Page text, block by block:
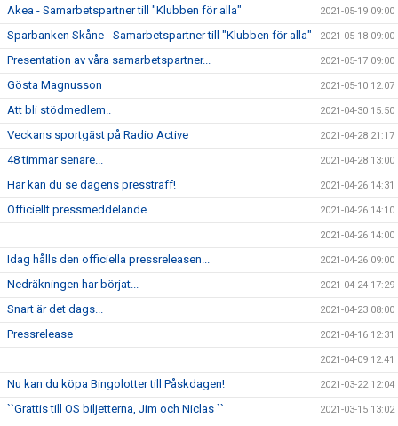
Akea - Samarbetspartner till "Klubben för alla" 2021-05-19 09:00
Sparbanken Skåne - Samarbetspartner till "Klubben för alla" 2021-05-18 09:00
Presentation av våra samarbetspartner... 2021-05-17 09:00
Gösta Magnusson 2021-05-10 12:07
Att bli stödmedlem.. 2021-04-30 15:50
Veckans sportgäst på Radio Active 2021-04-28 21:17
48 timmar senare... 2021-04-28 13:00
Här kan du se dagens pressträff! 2021-04-26 14:31
Officiellt pressmeddelande 2021-04-26 14:10
2021-04-26 14:00
Idag hålls den officiella pressreleasen... 2021-04-26 09:00
Nedräkningen har börjat... 2021-04-24 17:29
Snart är det dags... 2021-04-23 08:00
Pressrelease 2021-04-16 12:31
2021-04-09 12:41
Nu kan du köpa Bingolotter till Påskdagen! 2021-03-22 12:04
``Grattis till OS biljetterna, Jim och Niclas `` 2021-03-15 13:02